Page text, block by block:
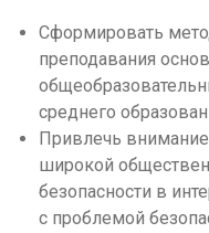
Сформировать
преподавания
среднего
Привлечь
широкой
безопасности в
с проблемой